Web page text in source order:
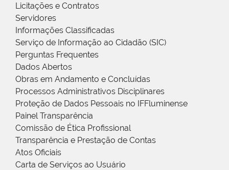
Licitações e Contratos
Servidores
Informações Classificadas
Serviço de Informação ao Cidadão (SIC)
Perguntas Frequentes
Dados Abertos
Obras em Andamento e Concluídas
Processos Administrativos Disciplinares
Proteção de Dados Pessoais no IFFluminense
Painel Transparência
Comissão de Ética Profissional
Transparência e Prestação de Contas
Atos Oficiais
Carta de Serviços ao Usuário